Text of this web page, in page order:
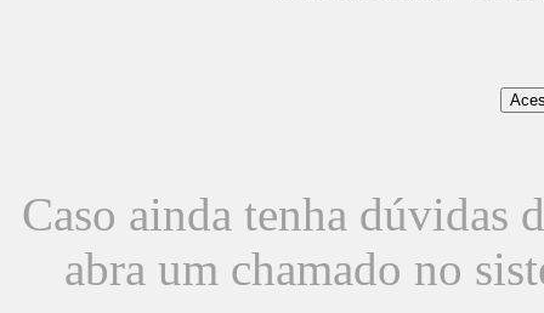
Caso ainda tenha dúvidas
abra um chamado no